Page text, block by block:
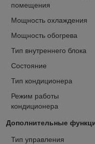
помещения
Мощность охлаждения
Мощность обогрева
Тип внутреннего блока
Состояние
Тип кондиционера
Режим работы
кондиционера
Дополнительные
Тип управления